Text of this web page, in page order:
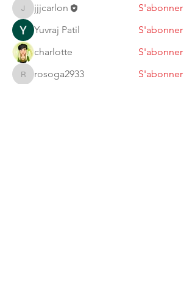
jjjcarlonjjjcarlon
S'abonner
Yuvraj Patil
S'abonner
charlotte
S'abonner
rosoga2933
rosoga2933
S'abonner